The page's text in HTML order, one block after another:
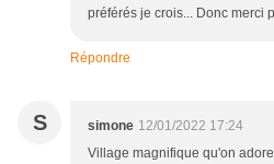
préférés je crois... Donc merci
Répondre
S simone 12/01/2022 17:24
Village magnifique qu'on